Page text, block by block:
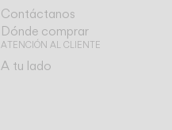
Contáctanos
Dónde comprar
ATENCIÓN AL CLIENTE
A tu lado